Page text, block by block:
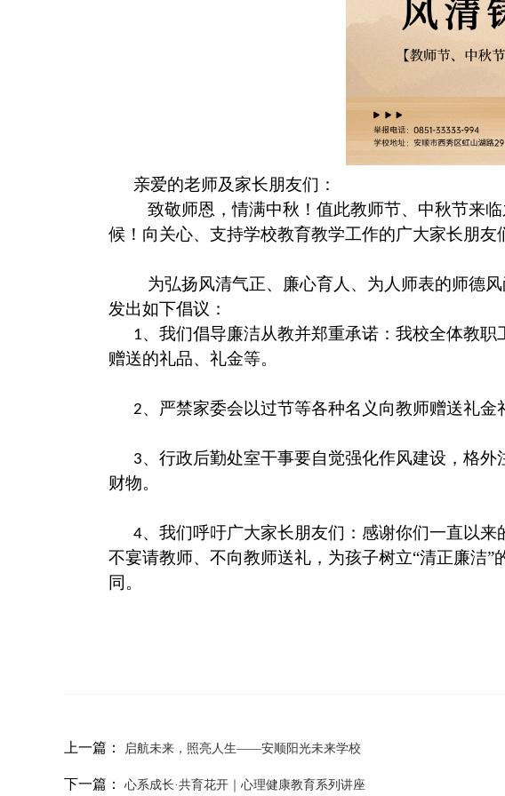
亲爱的老师及家长朋友们：
致敬师恩，情满中秋！值此教师节、中秋节来
候！向关心、支持学校教育教学工作的广大家长朋友
为弘扬风清气正、廉心育人、为人师表的师德
发出如下倡议：
1、我们倡导廉洁从教并郑重承诺：我校全体教
赠送的礼品、礼金等。
2、严禁家委会以过节等各种名义向教师赠送礼
3、行政后勤处室干事要自觉强化作风建设，格
财物。
4、我们呼吁广大家长朋友们：感谢你们一直以
不宴请教师、不向教师送礼，为孩子树立“清正廉洁
同。
上一篇： 启航未来，照亮人生——安顺阳光未来学校
下一篇： 心系成长·共育花开｜心理健康教育系列讲座